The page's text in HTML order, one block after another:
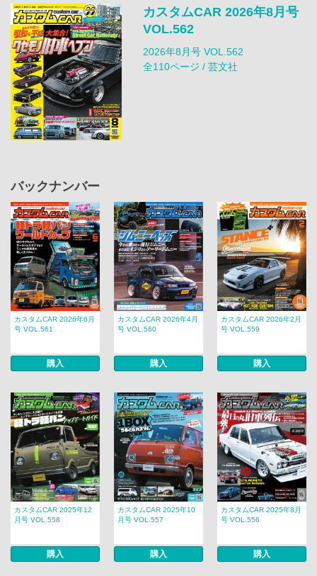
カスタムCAR 2026年8月号
VOL.562
2026年8月号 VOL.562
全110ページ / 芸文社
バックナンバー
カスタムCAR 2026年6月
号 VOL.561
購入
カスタムCAR 2026年4月
号 VOL.560
購入
カスタムCAR 2026年2月
号 VOL.559
購入
カスタムCAR 2025年12
月号 VOL.558
購入
カスタムCAR 2025年10
月号 VOL.557
購入
カスタムCAR 2025年8月
号 VOL.556
購入